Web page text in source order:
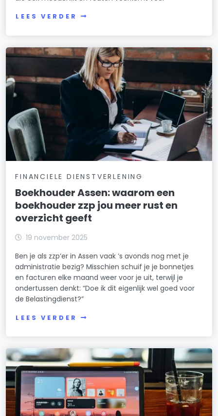
LEES VERDER
FINANCIELE DIENSTVERLENING
Boekhouder Assen: waarom een
boekhouder zzp jou meer rust en
overzicht geeft
19 november 2025
Ben je als zzp’er in Assen vaak ’s avonds nog met je
administratie bezig? Misschien schuif je je bonnetjes
en facturen elke maand weer voor je uit, terwijl je
ondertussen denkt: “Doe ik dit eigenlijk wel goed voor
de Belastingdienst?”
LEES VERDER